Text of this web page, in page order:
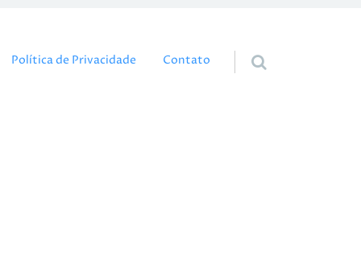
Política de Privacidade Contato